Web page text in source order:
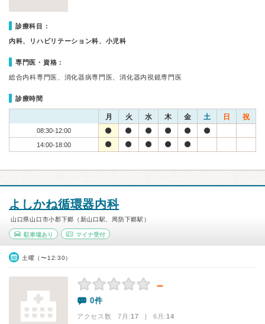
診療科目：
内科、リハビリテーション科、小児科
専門医・資格：
総合内科専門医、消化器病専門医、消化器内視鏡専門医
診療時間
月 火 水 木 金 土 日 祝
08:30-12:00
14:00-18:00
よしかね循環器内科
山口県山口市小郡下郷（新山口駅、周防下郷駅）
駐車場あり マイナ受付
土曜（〜12:30）
－
0件
アクセス数 7月:17 | 6月:14